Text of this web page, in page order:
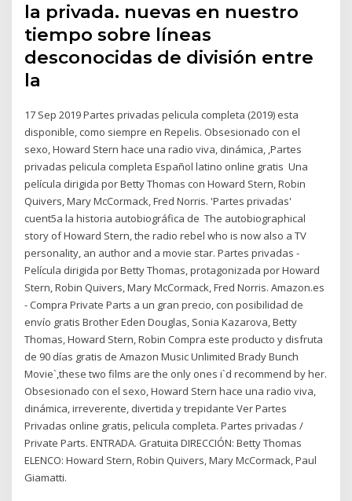
la privada. nuevas en nuestro
tiempo sobre líneas
desconocidas de división entre
la
17 Sep 2019 Partes privadas pelicula completa (2019) esta
disponible, como siempre en Repelis. Obsesionado con el
sexo, Howard Stern hace una radio viva, dinámica, ,Partes
privadas pelicula completa Español latino online gratis Una
película dirigida por Betty Thomas con Howard Stern, Robin
Quivers, Mary McCormack, Fred Norris. 'Partes privadas'
cuent5a la historia autobiográfica de The autobiographical
story of Howard Stern, the radio rebel who is now also a TV
personality, an author and a movie star. Partes privadas -
Película dirigida por Betty Thomas, protagonizada por Howard
Stern, Robin Quivers, Mary McCormack, Fred Norris. Amazon.es
- Compra Private Parts a un gran precio, con posibilidad de
envío gratis Brother Eden Douglas, Sonia Kazarova, Betty
Thomas, Howard Stern, Robin Compra este producto y disfruta
de 90 días gratis de Amazon Music Unlimited Brady Bunch
Movie`,these two films are the only ones i`d recommend by her.
Obsesionado con el sexo, Howard Stern hace una radio viva,
dinámica, irreverente, divertida y trepidante Ver Partes
Privadas online gratis, pelicula completa. Partes privadas /
Private Parts. ENTRADA. Gratuita DIRECCIÓN: Betty Thomas
ELENCO: Howard Stern, Robin Quivers, Mary McCormack, Paul
Giamatti.